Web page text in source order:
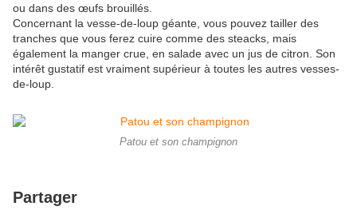
ou dans des œufs brouillés.
Concernant la vesse-de-loup géante, vous pouvez tailler des
tranches que vous ferez cuire comme des steacks, mais
également la manger crue, en salade avec un jus de citron. Son
intérêt gustatif est vraiment supérieur à toutes les autres vesses-
de-loup.
Patou et son champignon
Partager